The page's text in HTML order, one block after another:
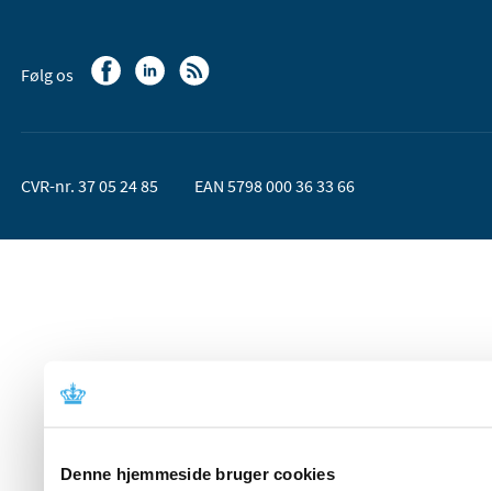
Denne hjemmeside bruger cookies
Følg os
CVR-nr. 37 05 24 85 EAN 5798 000 36 33 66